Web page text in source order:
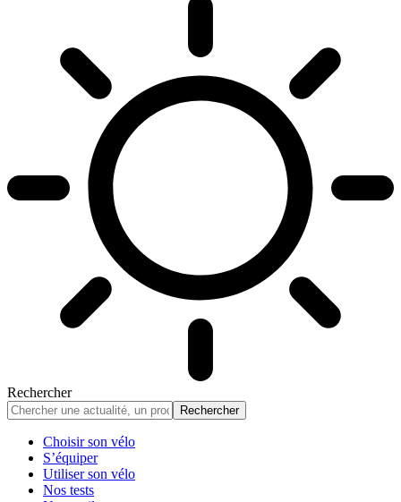
Rechercher
Choisir son vélo
S’équiper
Utiliser son vélo
Nos tests